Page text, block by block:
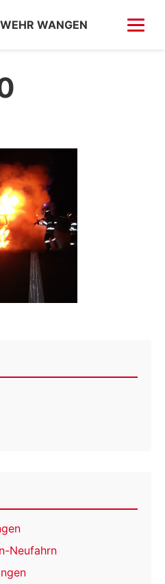
WANGEN
offenen Tür
2004
(Kempfenhausen)
Neufahrn